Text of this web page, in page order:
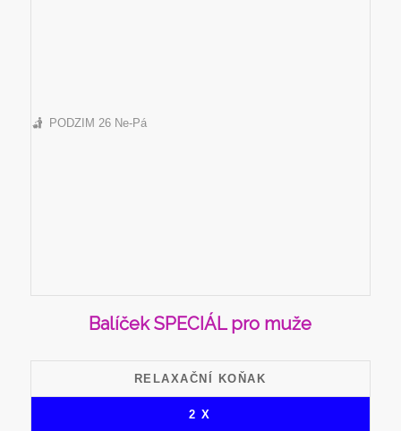
PODZIM 26 Ne-Pá
Balíček SPECIÁL pro muže
RELAXAČNÍ KOŇAK
2 X